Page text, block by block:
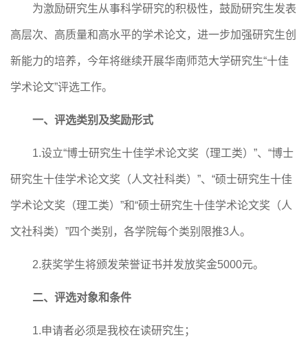
为激励研究生从事科学研究的积极性，鼓励研究生发表
高层次、高质量和高水平的学术论文，进一步加强研究生创
新能力的培养，今年将继续开展华南师范大学研究生“十佳
学术论文”评选工作。
一、评选类别及奖励形式
1.设立“博士研究生十佳学术论文奖（理工类）”、“博士
研究生十佳学术论文奖（人文社科类）”、“硕士研究生十佳
学术论文奖（理工类）”和“硕士研究生十佳学术论文奖（人
文社科类）”四个类别，各学院每个类别限推3人。
2.获奖学生将颁发荣誉证书并发放奖金5000元。
二、评选对象和条件
1.申请者必须是我校在读研究生；